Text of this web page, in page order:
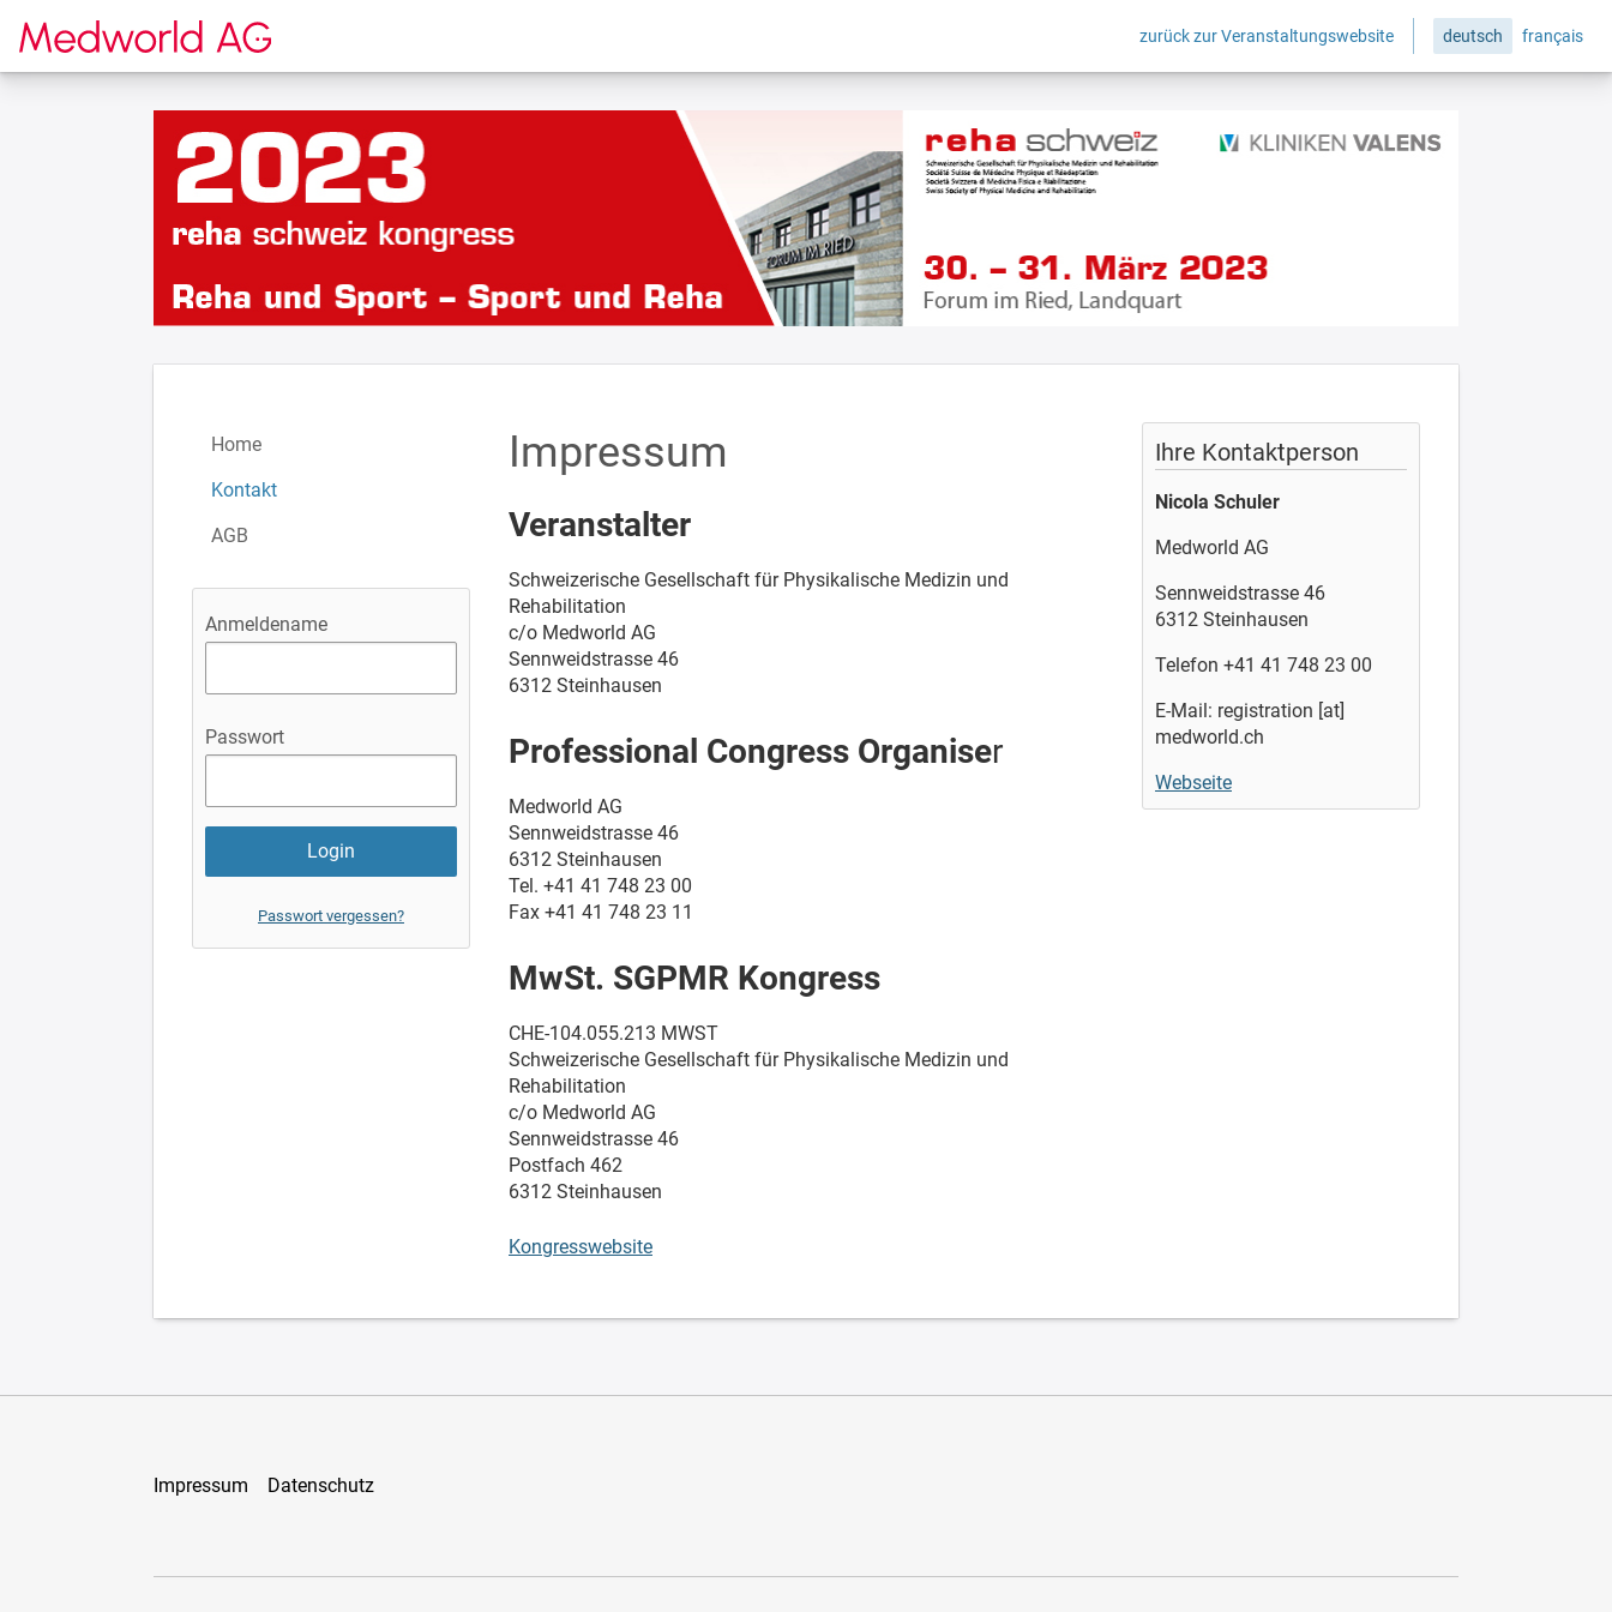
Zur Startseite zurück zur Veranstaltungswebsite deutsch français
Home
Kontakt
AGB
Anmeldename
Passwort
Passwort vergessen?
Impressum
Veranstalter
Schweizerische Gesellschaft für Physikalische Medizin und
Rehabilitation
c/o Medworld AG
Sennweidstrasse 46
6312 Steinhausen
Professional Congress Organiser
Medworld AG
Sennweidstrasse 46
6312 Steinhausen
Tel. +41 41 748 23 00
Fax +41 41 748 23 11
MwSt. SGPMR Kongress
CHE-104.055.213 MWST
Schweizerische Gesellschaft für Physikalische Medizin und
Rehabilitation
c/o Medworld AG
Sennweidstrasse 46
Postfach 462
6312 Steinhausen
Kongresswebsite
Ihre Kontaktperson
Nicola Schuler
Medworld AG
Sennweidstrasse 46
6312 Steinhausen
Telefon +41 41 748 23 00
E-Mail: registration [at]
medworld.ch
Webseite
Impressum Datenschutz